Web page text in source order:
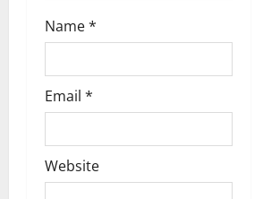
Name*
Email *
Website